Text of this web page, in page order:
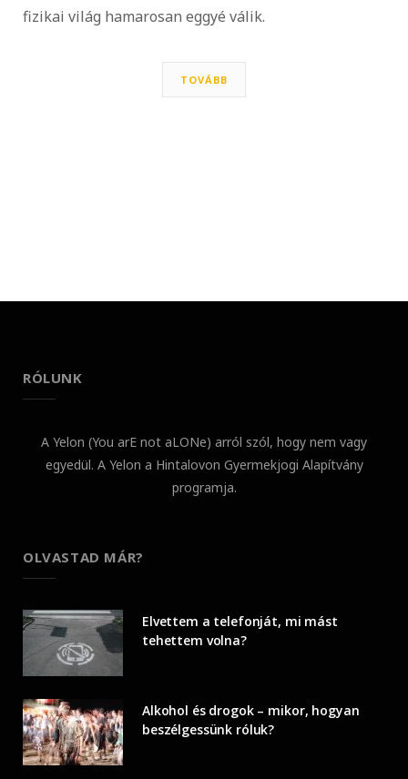
fizikai világ hamarosan eggyé válik.
TOVÁBB
RÓLUNK
A Yelon (You arE not aLONe) arról szól, hogy nem vagy
egyedül. A Yelon a Hintalovon Gyermekjogi Alapítvány
programja.
OLVASTAD MÁR?
Elvettem a telefonját, mi mást
tehettem volna?
Alkohol és drogok – mikor, hogyan
beszélgessünk róluk?